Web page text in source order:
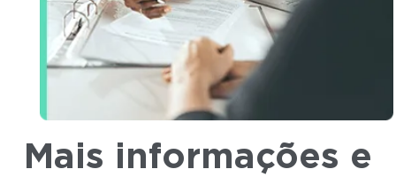
Mais informações e